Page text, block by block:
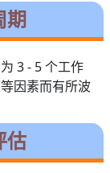
期
3 - 5 个工作
因素而有所波
估